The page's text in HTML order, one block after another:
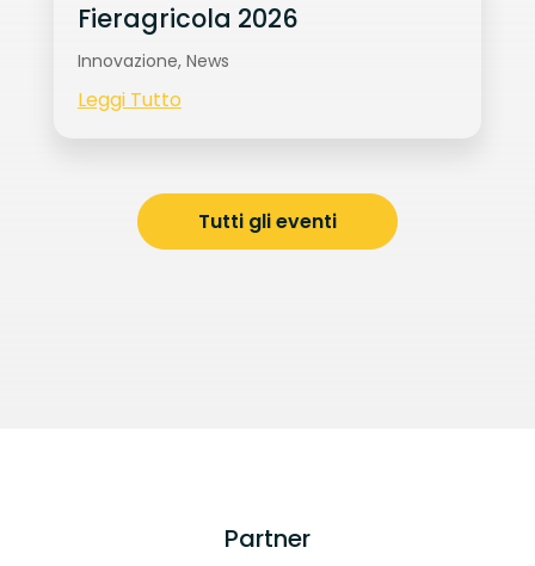
Fieragricola 2026
Innovazione, News
Leggi Tutto
Tutti gli eventi
Partner